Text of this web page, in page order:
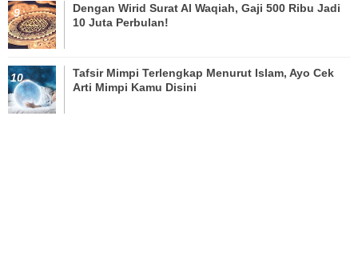
Dengan Wirid Surat Al Waqiah, Gaji 500 Ribu Jadi
10 Juta Perbulan!
Tafsir Mimpi Terlengkap Menurut Islam, Ayo Cek
Arti Mimpi Kamu Disini